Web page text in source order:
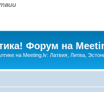
Форум на
на Meeting.lv: Латвия, Литва,